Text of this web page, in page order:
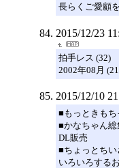
長らくご愛顧
2015/12/23
拍手レス (32)
2002年08月
2015/12/10
■もっときもち
■かなちゃん総
DL販売
■ちょっとちい
いろいろする